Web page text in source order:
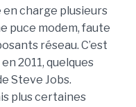
en charge plusieurs
puce modem, faute
réseau. C’est
2011, quelques
Steve Jobs.
plus certaines